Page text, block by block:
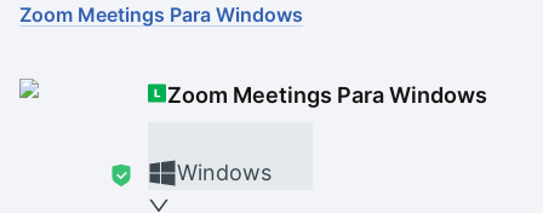
Ver mais
Ver mais
Zoom Meetings Para Windows
Zoom Meetings Para Windows
Windows